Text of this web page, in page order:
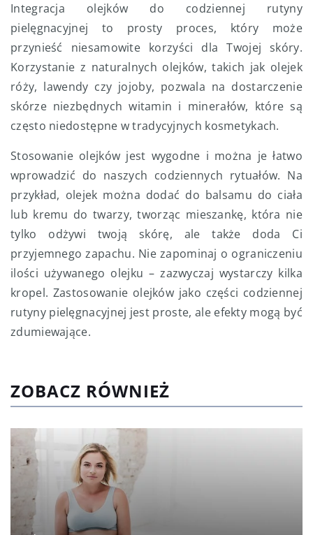
Integracja olejków do codziennej rutyny
pielęgnacyjnej to prosty proces, który może
przynieść niesamowite korzyści dla Twojej skóry.
Korzystanie z naturalnych olejków, takich jak olejek
róży, lawendy czy jojoby, pozwala na dostarczenie
skórze niezbędnych witamin i minerałów, które są
często niedostępne w tradycyjnych kosmetykach.
Stosowanie olejków jest wygodne i można je łatwo
wprowadzić do naszych codziennych rytuałów. Na
przykład, olejek można dodać do balsamu do ciała
lub kremu do twarzy, tworząc mieszankę, która nie
tylko odżywi twoją skórę, ale także doda Ci
przyjemnego zapachu. Nie zapominaj o ograniczeniu
ilości używanego olejku – zazwyczaj wystarczy kilka
kropel. Zastosowanie olejków jako części codziennej
rutyny pielęgnacyjnej jest proste, ale efekty mogą być
zdumiewające.
ZOBACZ RÓWNIEŻ